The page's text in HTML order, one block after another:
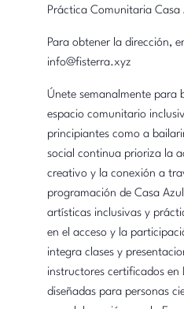
Práctica Comunitaria Casa
Para obtener la dirección,
info@fisterra.xyz
Únete semanalmente para
espacio comunitario
principiantes como a
social continua prioriza la
creativo y la conexión a
programación de Casa
artísticas inclusivas y
en el acceso y la
integra clases y
instructores certificados en
diseñadas para personas